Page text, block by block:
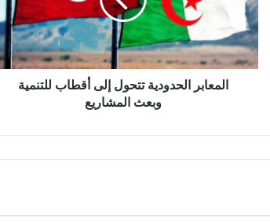
المعابر الحدودية تتحول إلى أقطاب للتنمية
وبعث المشاريع